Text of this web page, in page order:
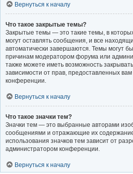
Вернуться к началу
Что такое закрытые темы?
Закрытые темы — это такие темы, в
могут оставлять сообщения, и все
автоматически завершаются. Темы могут
причинам модератором форума или
также можете иметь возможность
зависимости от прав, предоставленных
конференции.
Вернуться к началу
Что такое значки тем?
Значки тем — это выбранные авторами
сообщениями и отражающие их
использования значков тем зависит от
администратором конференции.
Вернуться к началу